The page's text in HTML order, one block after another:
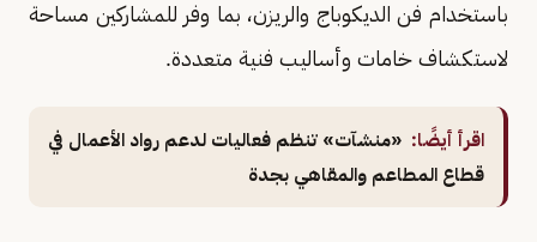
باستخدام فن الديكوباج والريزن، بما وفر للمشاركين مساحة
لاستكشاف خامات وأساليب فنية متعددة.
اقرأ أيضًا: «منشآت» تنظم فعاليات لدعم رواد الأعمال في
قطاع المطاعم والمقاهي بجدة